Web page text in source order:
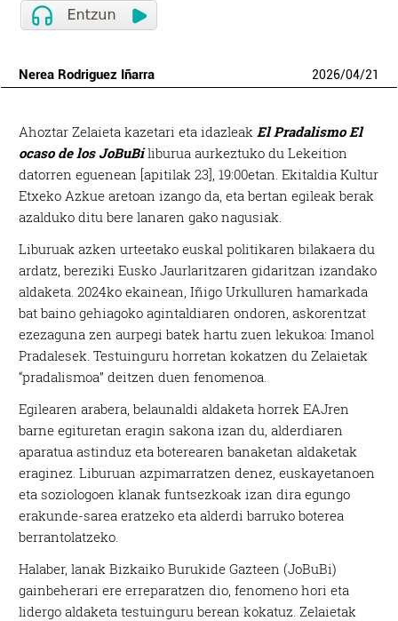
Nerea Rodriguez Iñarra 2026/04/21
Ahoztar Zelaieta kazetari eta idazleak El Pradalismo El
ocaso de los JoBuBi liburua aurkeztuko du Lekeition
datorren eguenean [apitilak 23], 19:00etan. Ekitaldia Kultur
Etxeko Azkue aretoan izango da, eta bertan egileak berak
azalduko ditu bere lanaren gako nagusiak.
Liburuak azken urteetako euskal politikaren bilakaera du
ardatz, bereziki Eusko Jaurlaritzaren gidaritzan izandako
aldaketa. 2024ko ekainean, Iñigo Urkulluren hamarkada
bat baino gehiagoko agintaldiaren ondoren, askorentzat
ezezaguna zen aurpegi batek hartu zuen lekukoa: Imanol
Pradalesek. Testuinguru horretan kokatzen du Zelaietak
“pradalismoa” deitzen duen fenomenoa.
Egilearen arabera, belaunaldi aldaketa horrek EAJren
barne egituretan eragin sakona izan du, alderdiaren
aparatua astinduz eta boterearen banaketan aldaketak
eraginez. Liburuan azpimarratzen denez, euskayetanoen
eta soziologoen klanak funtsezkoak izan dira egungo
erakunde-sarea eratzeko eta alderdi barruko boterea
berrantolatzeko.
Halaber, lanak Bizkaiko Burukide Gazteen (JoBuBi)
gainbeherari ere erreparatzen dio, fenomeno hori eta
lidergo aldaketa testuinguru berean kokatuz. Zelaietak